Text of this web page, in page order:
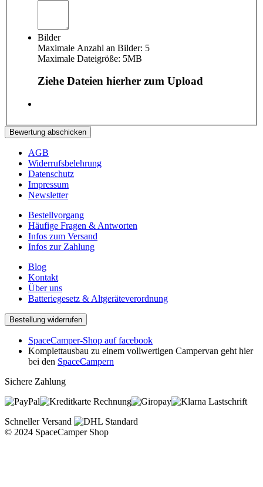
Bilder
Maximale Anzahl an Bilder: 5
Maximale Dateigröße: 5MB
Ziehe Dateien hierher zum Upload
Bewertung abschicken
AGB
Widerrufsbelehrung
Datenschutz
Impressum
Newsletter
Bestellvorgang
Häufige Fragen & Antworten
Infos zum Versand
Infos zur Zahlung
Blog
Kontakt
Über uns
Batteriegesetz & Altgeräteverordnung
Bestellung widerrufen
SpaceCamper-Shop auf facebook
Komplettausbau zu einem vollwertigen Campervan geht hier
bei den SpaceCampern
Sichere Zahlung
Rechnung
Lastschrift
Schneller Versand
© 2024 SpaceCamper Shop